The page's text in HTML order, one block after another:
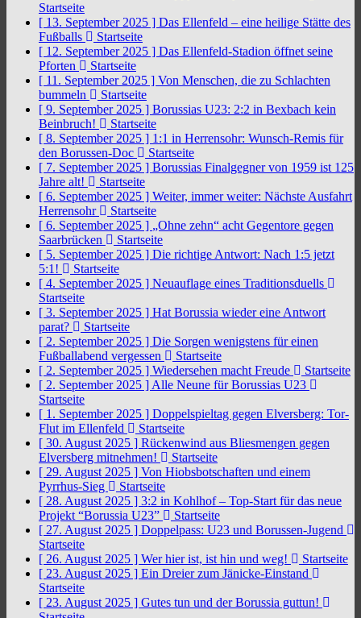
Startseite
[ 13. September 2025 ] Das Ellenfeld – eine heilige Stätte des
Fußballs
Startseite
[ 12. September 2025 ] Das Ellenfeld-Stadion öffnet seine
Pforten
Startseite
[ 11. September 2025 ] Von Menschen, die zu Schlachten
bummeln
Startseite
[ 9. September 2025 ] Borussias U23: 2:2 in Bexbach kein
Beinbruch!
Startseite
[ 8. September 2025 ] 1:1 in Herrensohr: Wunsch-Remis für
den Borussen-Doc
Startseite
[ 7. September 2025 ] Borussias Finalgegner von 1959 ist 125
Jahre alt!
Startseite
[ 6. September 2025 ] Weiter, immer weiter: Nächste Ausfahrt
Herrensohr
Startseite
[ 6. September 2025 ] „Ohne zehn“ acht Gegentore gegen
Saarbrücken
Startseite
[ 5. September 2025 ] Die richtige Antwort: Nach 1:5 jetzt
5:1!
Startseite
[ 4. September 2025 ] Neuauflage eines Traditionsduells
Startseite
[ 3. September 2025 ] Hat Borussia wieder eine Antwort
parat?
Startseite
[ 2. September 2025 ] Die Sorgen wenigstens für einen
Fußballabend vergessen
Startseite
[ 2. September 2025 ] Wiedersehen macht Freude
Startseite
[ 2. September 2025 ] Alle Neune für Borussias U23
Startseite
[ 1. September 2025 ] Doppelspieltag gegen Elversberg: Tor-
Flut im Ellenfeld
Startseite
[ 30. August 2025 ] Rückenwind aus Bliesmengen gegen
Elversberg mitnehmen!
Startseite
[ 29. August 2025 ] Von Hiobsbotschaften und einem
Pyrrhus-Sieg
Startseite
[ 28. August 2025 ] 3:2 in Kohlhof – Top-Start für das neue
Projekt “Borussia U23”
Startseite
[ 27. August 2025 ] Doppelpass: U23 und Borussen-Jugend
Startseite
[ 26. August 2025 ] Wer hier ist, ist hin und weg!
Startseite
[ 23. August 2025 ] Ein Dreier zum Jänicke-Einstand
Startseite
[ 23. August 2025 ] Gutes tun und der Borussia guttun!